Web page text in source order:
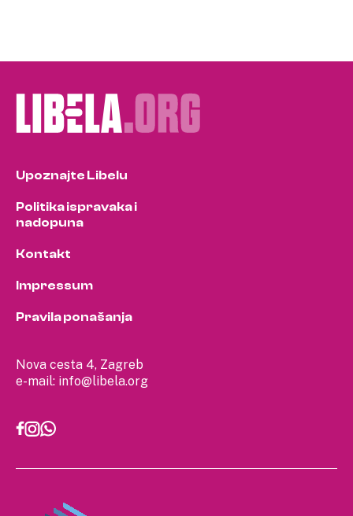
Nova cesta 4, Zagreb
e-mail: info@libela.org
Upoznajte Libelu
Politika ispravaka i
nadopuna
Kontakt
Impressum
Pravila ponašanja